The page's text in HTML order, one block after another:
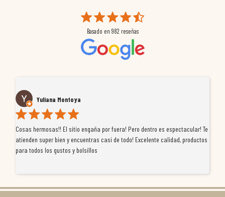
Basado en 982 reseñas
Yuliana Montoya
Cosas hermosas!! El sitio engaña por fuera! Pero dentro es espectacular! Te
atienden super bien y encuentras casi de todo! Excelente calidad, productos
para todos los gustos y bolsillos